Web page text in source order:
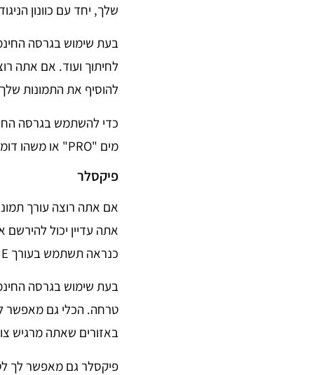
שלך, יחד עם כוונון
בעת שימוש בגרסה
לחיתוך ועוד. אם אתה
להוסיף את התמונות
כדי להשתמש בגרסה
מים "PRO" או משהו דומה.
פיקסלר
אם אתה רוצה עורך
אתה עדיין יכול
כנראה תשתמש בעורך Pixlr E.
בעת שימוש בגרסה
טרחה. הכלי גם מאפשר
באזורים שאתה מרגיש
פיקסלר גם מאפשר לך